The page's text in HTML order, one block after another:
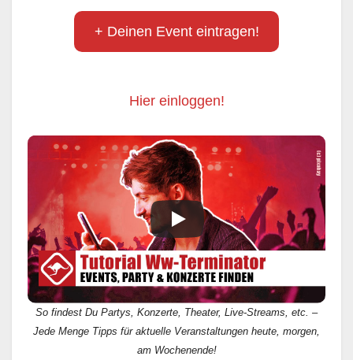
+ Deinen Event eintragen!
Hier einloggen!
So findest Du Partys, Konzerte, Theater, Live-Streams, etc. –
Jede Menge Tipps für aktuelle Veranstaltungen heute, morgen,
am Wochenende!